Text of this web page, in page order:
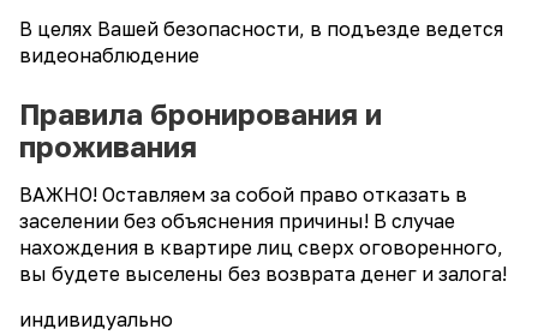
В целях Вашей безопасности, в подъезде ведется
видеонаблюдение
Правила бронирования и
проживания
ВАЖНО! Оставляем за собой право отказать в
заселении без объяснения причины! В случае
нахождения в квартире лиц сверх оговоренного,
вы будете выселены без возврата денег и залога!
индивидуально